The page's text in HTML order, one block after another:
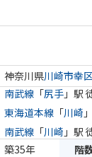
神奈川県川崎市幸
南武線 「尻手 」駅
東海道本線 「川崎
南武線 「川崎 」駅
築35年 階